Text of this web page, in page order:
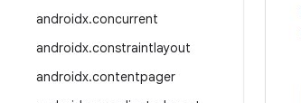
androidx.concurrent
androidx.constraintlayout
androidx.contentpager